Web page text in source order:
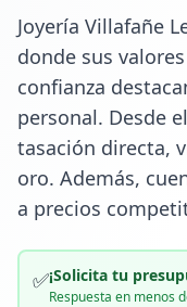
Joyería Villafañe
donde sus
confianza
personal. Desde
tasación directa,
oro. Además,
a precios
✅¡Solicita tu
Respuesta en menos